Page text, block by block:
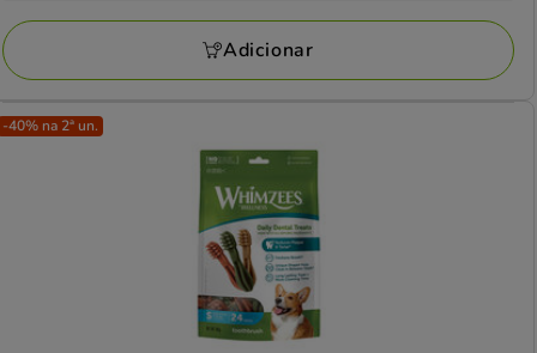
avaliações
23.79€
Adicionar
-40% na 2ª un.